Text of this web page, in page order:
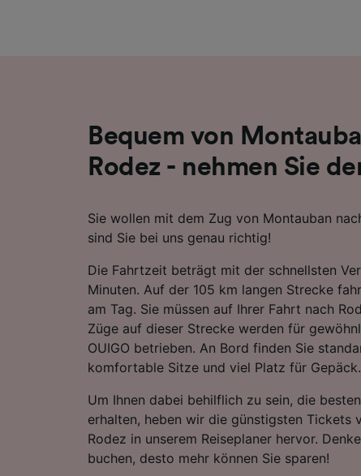
Bequem von
Rodez - nehmen Sie
Sie wollen mit dem Zug von Montauban
sind Sie bei uns genau richtig!
Die Fahrtzeit beträgt mit der schnellsten
Minuten. Auf der 105 km langen Strecke
am Tag. Sie müssen auf Ihrer Fahrt nach
Züge auf dieser Strecke werden für
OUIGO betrieben. An Bord finden Sie
komfortable Sitze und viel Platz für Gepäck.
Um Ihnen dabei behilflich zu sein, die
erhalten, heben wir die günstigsten Tickets
Rodez in unserem Reiseplaner hervor.
buchen, desto mehr können Sie sparen!